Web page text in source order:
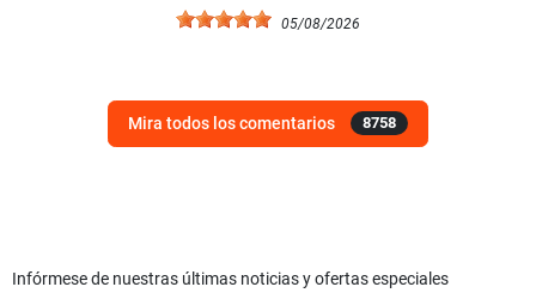
05/08/2026
Mira todos los comentarios 8758
Infórmese de nuestras últimas noticias y ofertas especiales